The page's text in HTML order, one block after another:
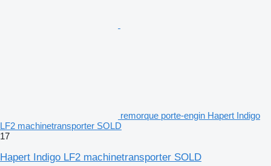
remorque porte-engin Hapert Indigo
LF2 machinetransporter SOLD
17
Hapert Indigo LF2 machinetransporter SOLD